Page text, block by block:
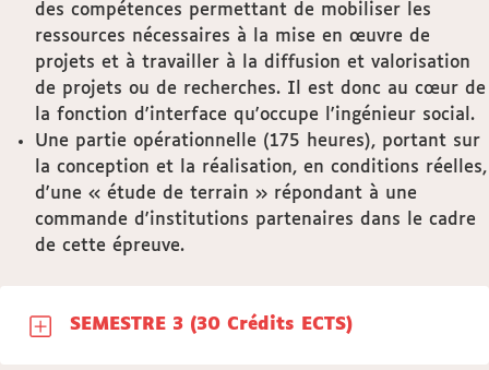
des compétences permettant de mobiliser les
ressources nécessaires à la mise en œuvre de
projets et à travailler à la diffusion et valorisation
de projets ou de recherches. Il est donc au cœur de
la fonction d'interface qu'occupe l'ingénieur social.
Une partie opérationnelle (175 heures), portant sur
la conception et la réalisation, en conditions réelles,
d'une « étude de terrain » répondant à une
commande d'institutions partenaires dans le cadre
de cette épreuve.
SEMESTRE 3 (30 Crédits ECTS)